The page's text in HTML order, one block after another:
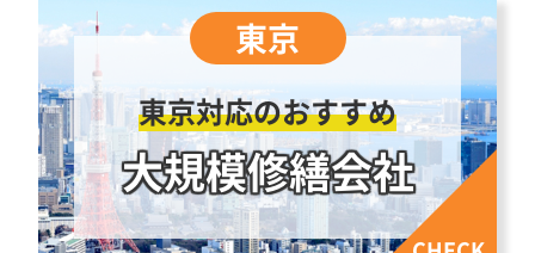
東京対応のおすすめ
大規模修繕会社